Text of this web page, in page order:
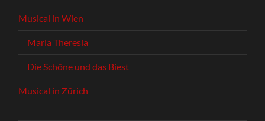
Musical in Wien
Maria Theresia
Die Schöne und das Biest
Musical in Zürich